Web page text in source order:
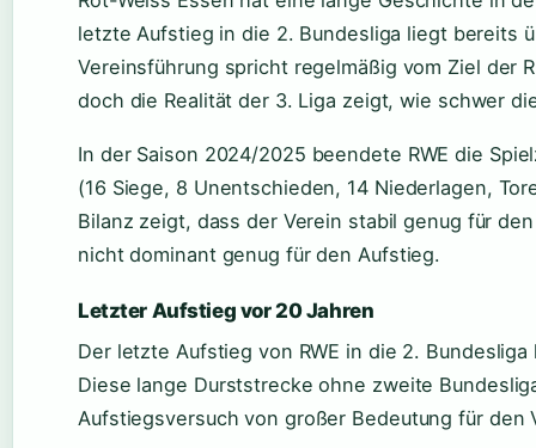
letzte Aufstieg in die 2. Bundesliga liegt bereits
Vereinsführung spricht regelmäßig vom Ziel der
doch die Realität der 3. Liga zeigt, wie schwer
In der Saison 2024/2025 beendete RWE die
(16 Siege, 8 Unentschieden, 14 Niederlagen,
Bilanz zeigt, dass der Verein stabil genug für
nicht dominant genug für den Aufstieg.
Letzter Aufstieg vor 20 Jahren
Der letzte Aufstieg von RWE in die 2.
Diese lange Durststrecke ohne zweite
Aufstiegsversuch von großer Bedeutung für den